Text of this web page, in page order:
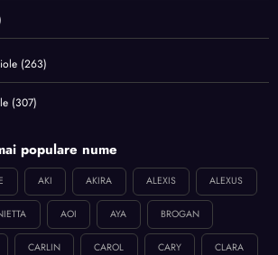
(263)
(307)
populare nume
AKI AKIRA ALEXIS ALEXUS
AOI AYA BROGAN
CARLIN CAROL CARY CLARA